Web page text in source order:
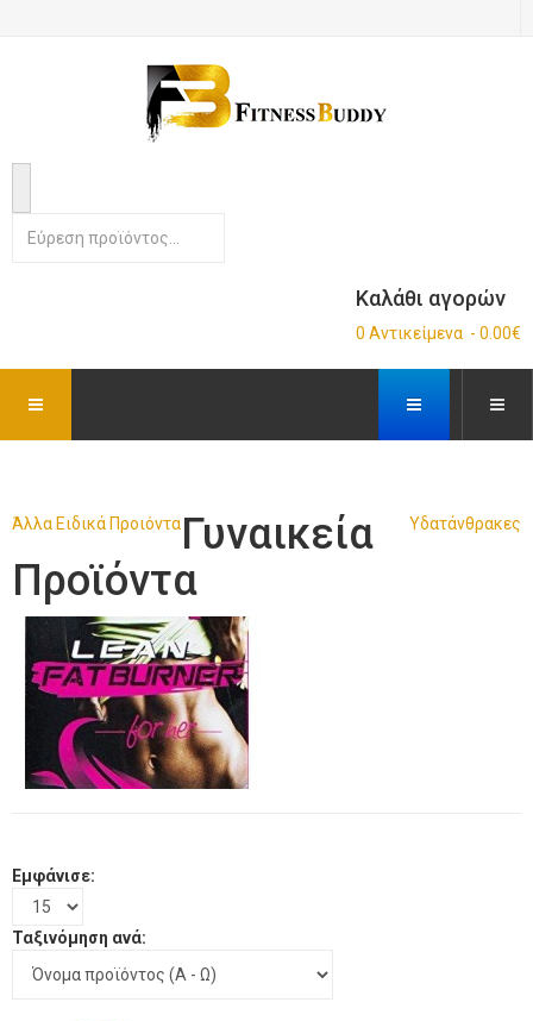
Καλάθι αγορών
0 Αντικείμενα - 0.00€
Άλλα Ειδικά Προιόντα Υδατάνθρακες
Γυναικεία
Προϊόντα
Εμφάνισε:
Ταξινόμηση ανά: